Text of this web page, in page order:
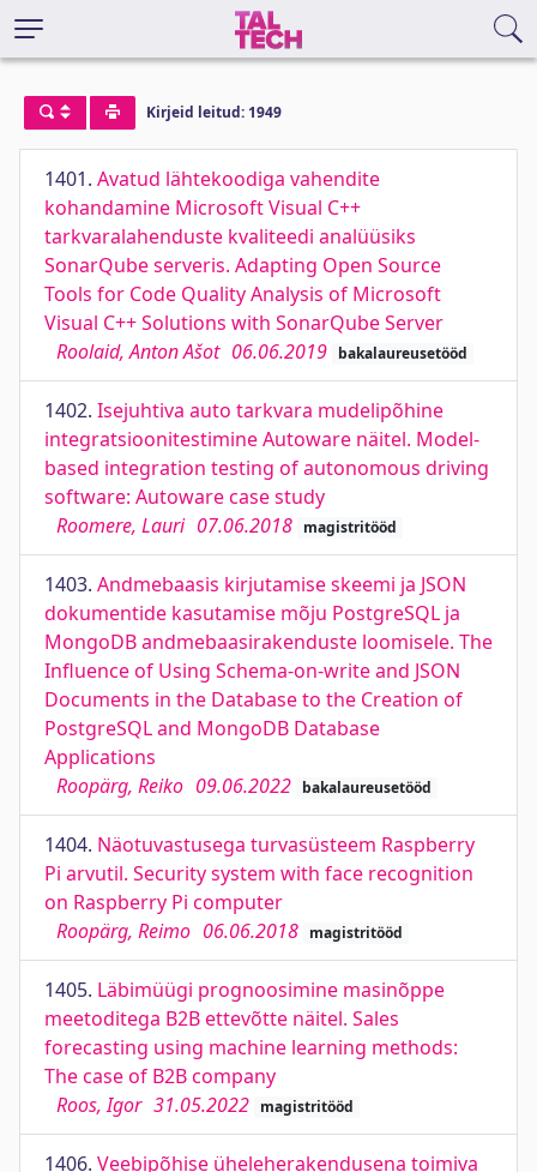
Kirjeid leitud: 1949
1401. Avatud lähtekoodiga vahendite
kohandamine Microsoft Visual C++
tarkvaralahenduste kvaliteedi analüüsiks
SonarQube serveris. Adapting Open Source
Tools for Code Quality Analysis of Microsoft
Visual C++ Solutions with SonarQube Server
Roolaid, Anton Ašot 06.06.2019 bakalaureusetööd
1402. Isejuhtiva auto tarkvara mudelipõhine
integratsioonitestimine Autoware näitel. Model-
based integration testing of autonomous driving
software: Autoware case study
Roomere, Lauri 07.06.2018 magistritööd
1403. Andmebaasis kirjutamise skeemi ja JSON
dokumentide kasutamise mõju PostgreSQL ja
MongoDB andmebaasirakenduste loomisele. The
Influence of Using Schema-on-write and JSON
Documents in the Database to the Creation of
PostgreSQL and MongoDB Database
Applications
Roopärg, Reiko 09.06.2022 bakalaureusetööd
1404. Näotuvastusega turvasüsteem Raspberry
Pi arvutil. Security system with face recognition
on Raspberry Pi computer
Roopärg, Reimo 06.06.2018 magistritööd
1405. Läbimüügi prognoosimine masinõppe
meetoditega B2B ettevõtte näitel. Sales
forecasting using machine learning methods:
The case of B2B company
Roos, Igor 31.05.2022 magistritööd
1406. Veebipõhise üheleherakendusena toimiva